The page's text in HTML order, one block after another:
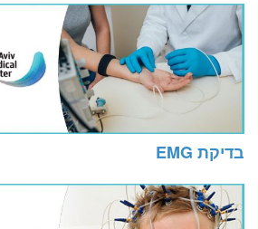
בדיקת EMG